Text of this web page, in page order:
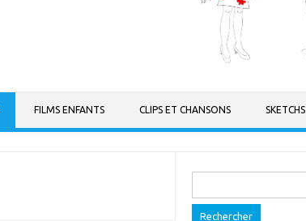
FILMS ENFANTS CLIPS ET CHANSONS SKETCHS